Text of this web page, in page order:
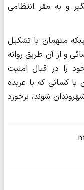
و به مقر انتظامی
متهمان با تشکیل
و از آن طریق روانه
را در قبال امنیت
با کسانی که با عربده
شوند، برخورد